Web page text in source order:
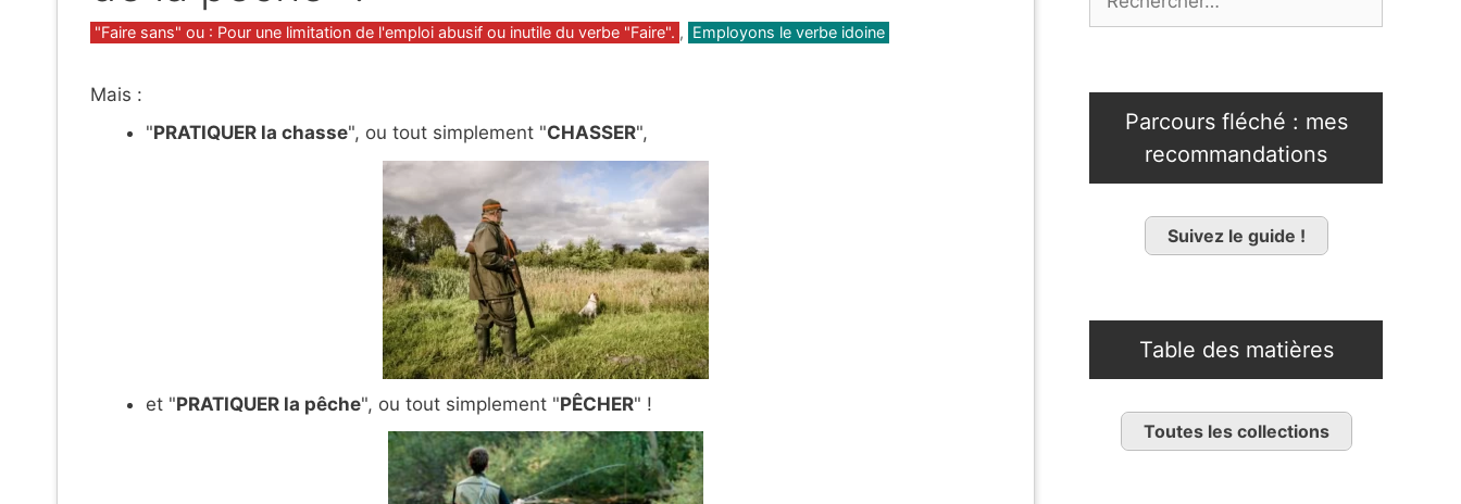
Catégories
"Faire sans" ou : Pour une limitation de l'emploi abusif ou inutile du verbe "Faire". , Employons le verbe idoine
Mais :
"PRATIQUER la chasse", ou tout simplement "CHASSER",
et "PRATIQUER la pêche", ou tout simplement "PÊCHER" !
Parcours fléché : mes
recommandations
Suivez le guide !
Table des matières
Toutes les collections